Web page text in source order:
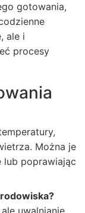
gotowania,
ale i
procesy
Można je
lub poprawiając